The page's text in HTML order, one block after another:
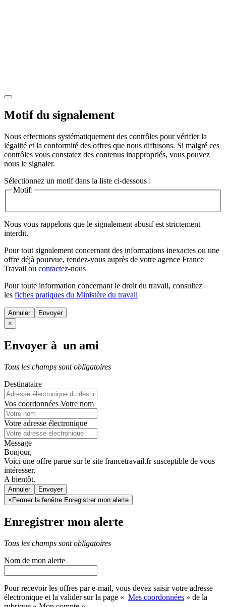
Motif du signalement
Nous effectuons systématiquement des contrôles pour vérifier la
légalité et la conformité des offres que nous diffusons. Si malgré ces
contrôles vous constatez des contenus inappropriés, vous pouvez
nous le signaler.
Sélectionnez un motif dans la liste ci-dessous :
Motif:
Nous vous rappelons que le signalement abusif est strictement
interdit.
Pour tout signalement concernant des informations inexactes ou une
offre déjà pourvue, rendez-vous auprès de votre agence France
Travail ou contactez-nous
Pour toute information concernant le droit du travail, consultez
les fiches pratiques du Ministère du travail
Annuler
×
Envoyer à un ami
Tous les champs sont obligatoires
Destinataire
Vos coordonnées Votre nom
Votre adresse électronique
Message
Bonjour,
Voici une offre parue sur le site francetravail.fr susceptible de vous
intéresser.
A bientôt.
Annuler
× Fermer la fenêtre Enregistrer mon alerte
Enregistrer mon alerte
Tous les champs sont obligatoires
Nom de mon alerte
Pour recevoir les offres par e-mail, vous devez saisir votre adresse
électronique et la valider sur la page « Mes coordonnées » de la